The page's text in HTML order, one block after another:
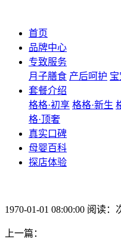
首页
品牌中心
专致服务
月子膳食 产后呵护
套餐介绍
格格·初享 格格·新生
格·顶奢
真实口碑
母婴百科
探店体验
1970-01-01 08:00:00 阅读：
上一篇：